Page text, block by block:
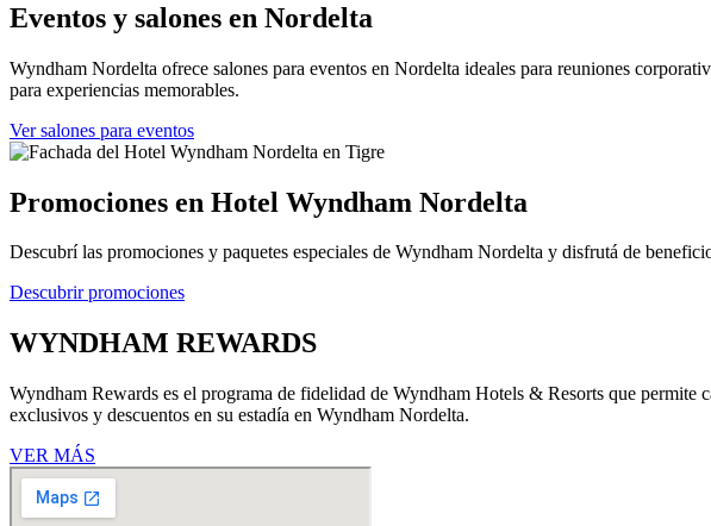
Eventos y salones en Nordelta
Wyndham Nordelta ofrece salones para eventos en Nordelta ideales para reuniones
para experiencias memorables.
Ver salones para eventos
Promociones en Hotel Wyndham Nordelta
Descubrí las promociones y paquetes especiales de Wyndham Nordelta y disfrutá de
Descubrir promociones
WYNDHAM REWARDS
Wyndham Rewards es el programa de fidelidad de Wyndham Hotels & Resorts que
exclusivos y descuentos en su estadía en Wyndham Nordelta.
VER MÁS